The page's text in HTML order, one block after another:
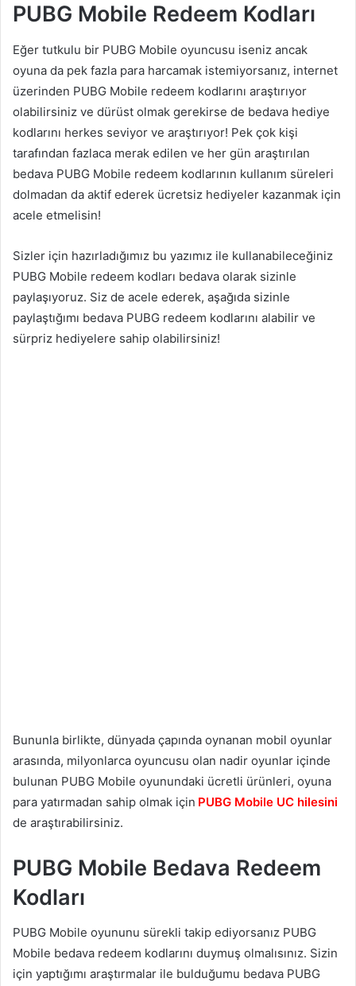
PUBG Mobile Redeem Kodları
Eğer tutkulu bir PUBG Mobile oyuncusu iseniz ancak
oyuna da pek fazla para harcamak istemiyorsanız, internet
üzerinden PUBG Mobile redeem kodlarını araştırıyor
olabilirsiniz ve dürüst olmak gerekirse de bedava hediye
kodlarını herkes seviyor ve araştırıyor! Pek çok kişi
tarafından fazlaca merak edilen ve her gün araştırılan
bedava PUBG Mobile redeem kodlarının kullanım süreleri
dolmadan da aktif ederek ücretsiz hediyeler kazanmak için
acele etmelisin!
Sizler için hazırladığımız bu yazımız ile kullanabileceğiniz
PUBG Mobile redeem kodları bedava olarak sizinle
paylaşıyoruz. Siz de acele ederek, aşağıda sizinle
paylaştığımı bedava PUBG redeem kodlarını alabilir ve
sürpriz hediyelere sahip olabilirsiniz!
Bununla birlikte, dünyada çapında oynanan mobil oyunlar
arasında, milyonlarca oyuncusu olan nadir oyunlar içinde
bulunan PUBG Mobile oyunundaki ücretli ürünleri, oyuna
para yatırmadan sahip olmak için PUBG Mobile UC hilesini
de araştırabilirsiniz.
PUBG Mobile Bedava Redeem
Kodları
PUBG Mobile oyununu sürekli takip ediyorsanız PUBG
Mobile bedava redeem kodlarını duymuş olmalısınız. Sizin
için yaptığımı araştırmalar ile bulduğumu bedava PUBG